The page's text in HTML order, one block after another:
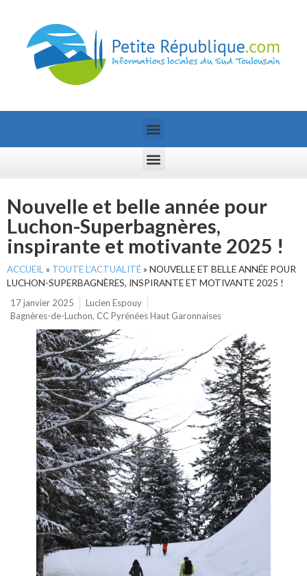
Nouvelle et belle année pour
Luchon-Superbagnères,
inspirante et motivante 2025 !
ACCUEIL » TOUTE L’ACTUALITÉ» NOUVELLE ET BELLE ANNÉE POUR
LUCHON-SUPERBAGNÈRES, INSPIRANTE ET MOTIVANTE 2025 !
17 janvier 2025
Lucien Espouy
Bagnères-de-Luchon, CC Pyrénées Haut Garonnaises